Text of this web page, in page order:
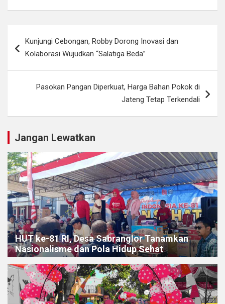
posKunjungi Cebongan, Robby Dorong Inovasi dan
Kolaborasi Wujudkan “Salatiga Beda”
Pasokan Pangan Diperkuat, Harga Bahan Pokok di
Jateng Tetap Terkendali
Jangan Lewatkan
HUT ke-81 RI, Desa Sabranglor Tanamkan
Nasionalisme dan Pola Hidup Sehat